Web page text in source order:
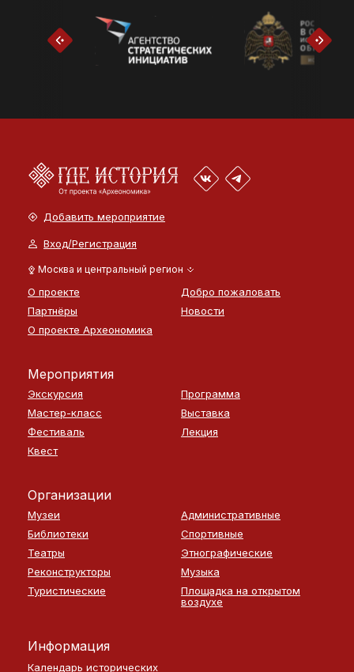
Добавить мероприятие
Вход/Регистрация
Москва и центральный регион
О проекте
Добро пожаловать
Партнёры
Новости
О проекте Археономика
Мероприятия
Экскурсия
Программа
Мастер-класс
Выставка
Фестиваль
Лекция
Квест
Организации
Музеи
Административные
Библиотеки
Спортивные
Театры
Этнографические
Реконструкторы
Музыка
Туристические
Площадка на открытом
воздухе
Информация
Календарь исторических